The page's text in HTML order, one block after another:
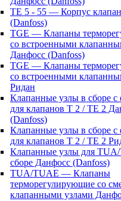
TE 5 - 55 — Корпус
(Danfoss)
TGE — Клапаны
со встроенными
Данфосс (Danfoss)
TGE — Клапаны
со встроенными
Ридан
Клапанные узлы в сборе с
для клапанов T 2 / TE 2
(Danfoss)
Клапанные узлы в сборе с
для клапанов T 2 / TE 2
Клапанные узлы для
сборе Данфосс (Danfoss)
TUA/TUAE — Клапаны
терморегулирующие со
клапанными узлами